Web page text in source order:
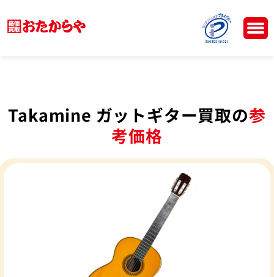
Takamine ガットギター買取の参
考価格